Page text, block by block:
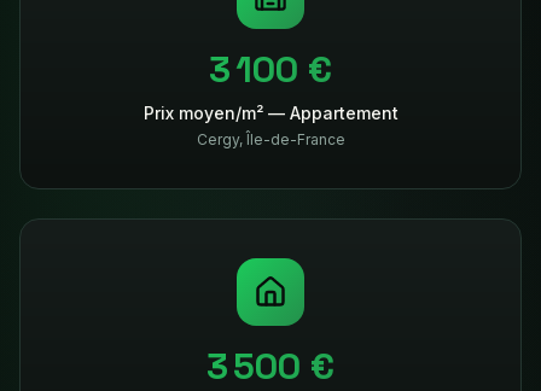
3 100 €
Prix moyen/m² — Appartement
Cergy, Île-de-France
3 500 €